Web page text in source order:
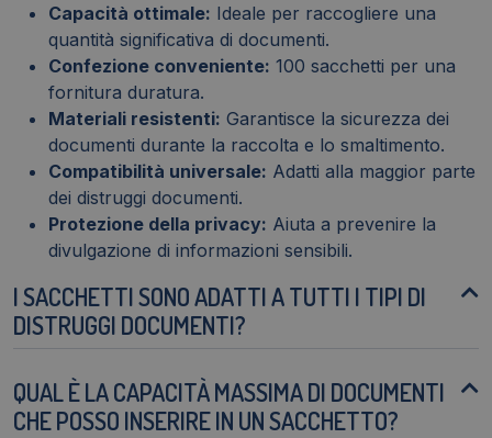
Capacità ottimale: Ideale per raccogliere una
quantità significativa di documenti.
Confezione conveniente: 100 sacchetti per una
fornitura duratura.
Materiali resistenti: Garantisce la sicurezza dei
documenti durante la raccolta e lo smaltimento.
Compatibilità universale: Adatti alla maggior parte
dei distruggi documenti.
Protezione della privacy: Aiuta a prevenire la
divulgazione di informazioni sensibili.
I SACCHETTI SONO ADATTI A TUTTI I TIPI DI
DISTRUGGI DOCUMENTI?
QUAL È LA CAPACITÀ MASSIMA DI DOCUMENTI
CHE POSSO INSERIRE IN UN SACCHETTO?